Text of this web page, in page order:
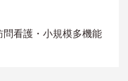
看護・小規模多機能